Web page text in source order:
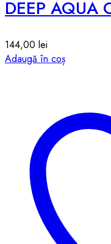
144,00 lei
Adaugă în coș